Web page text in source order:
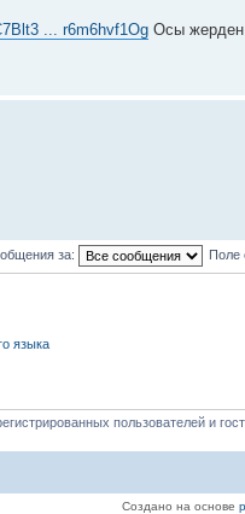
... r6m6hvf1Og Осы жерден
за: Поле
языка
пользователей и
Создано на основе